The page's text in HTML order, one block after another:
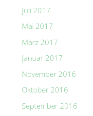
Juli 2017
Mai 2017
März 2017
Januar 2017
November 2016
Oktober 2016
September 2016